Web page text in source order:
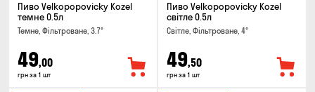
Пиво Velkopopovicky Kozel
темне 0.5л
Темне, Фільтроване, 3.7°
49,00
грн за 1 шт
Пиво Velkopopovicky Kozel
світле 0.5л
Світле, Фільтроване, 4°
49,50
грн за 1 шт